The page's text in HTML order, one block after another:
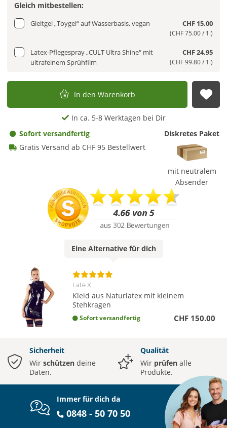
Gleich mitbestellen:
Gleitgel „Toygel“ auf Wasserbasis, vegan CHF 15.00
(CHF 75.00 / 1l)
Latex-Pflegespray „CULT Ultra Shine“ mit
ultrafeinem Sprühfilm
CHF 24.95
(CHF 99.80 / 1l)
In den Warenkorb
In ca. 5-8 Werktagen bei Dir
Sofort versandfertig
Gratis Versand ab CHF 95 Bestellwert
Diskretes Paket
mit neutralem
Absender
Eine Alternativefür dich
Late X
Kleid aus Naturlatex mit kleinem
Stehkragen
Sofort versandfertig CHF 150.00
Sicherheit
Wir schützen deine
Daten.
Qualität
Wir prüfen alle
Produkte.
Immer für dich da
0848 - 50 70 50